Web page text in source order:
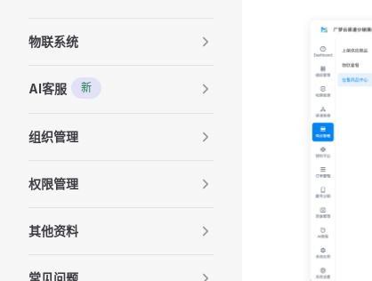
物联系统
AI客服 新
组织管理
权限管理
其他资料
常见问题